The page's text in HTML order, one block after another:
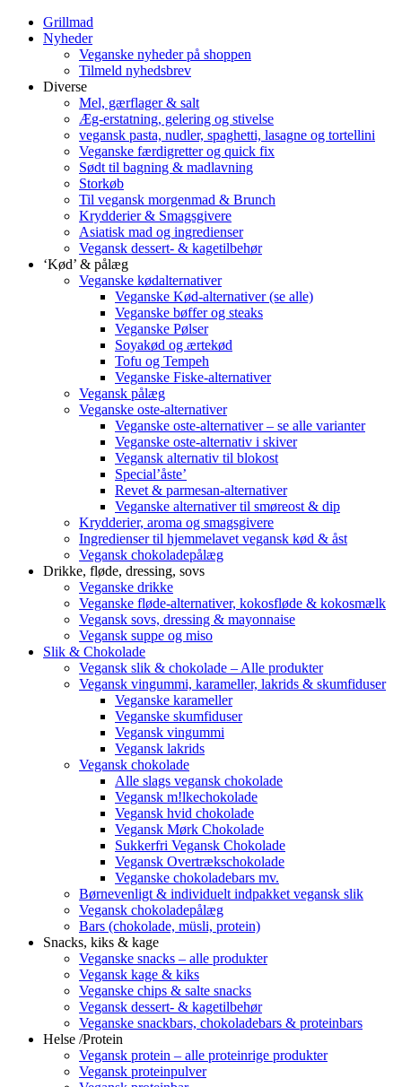
Grillmad
Nyheder
Veganske nyheder på shoppen
Tilmeld nyhedsbrev
Diverse
Mel, gærflager & salt
Æg-erstatning, gelering og stivelse
vegansk pasta, nudler, spaghetti, lasagne og tortellini
Veganske færdigretter og quick fix
Sødt til bagning & madlavning
Storkøb
Til vegansk morgenmad & Brunch
Krydderier & Smagsgivere
Asiatisk mad og ingredienser
Vegansk dessert- & kagetilbehør
‘Kød’ & pålæg
Veganske kødalternativer
Veganske Kød-alternativer (se alle)
Veganske bøffer og steaks
Veganske Pølser
Soyakød og ærtekød
Tofu og Tempeh
Veganske Fiske-alternativer
Vegansk pålæg
Veganske oste-alternativer
Veganske oste-alternativer – se alle varianter
Veganske oste-alternativ i skiver
Vegansk alternativ til blokost
Special’åste’
Revet & parmesan-alternativer
Veganske alternativer til smøreost & dip
Krydderier, aroma og smagsgivere
Ingredienser til hjemmelavet vegansk kød & åst
Vegansk chokoladepålæg
Drikke, fløde, dressing, sovs
Veganske drikke
Veganske fløde-alternativer, kokosfløde & kokosmælk
Vegansk sovs, dressing & mayonnaise
Vegansk suppe og miso
Slik & Chokolade
Vegansk slik & chokolade – Alle produkter
Vegansk vingummi, karameller, lakrids & skumfiduser
Veganske karameller
Veganske skumfiduser
Vegansk vingummi
Vegansk lakrids
Vegansk chokolade
Alle slags vegansk chokolade
Vegansk m!lkechokolade
Vegansk hvid chokolade
Vegansk Mørk Chokolade
Sukkerfri Vegansk Chokolade
Vegansk Overtrækschokolade
Veganske chokoladebars mv.
Børnevenligt & individuelt indpakket vegansk slik
Vegansk chokoladepålæg
Bars (chokolade, müsli, protein)
Snacks, kiks & kage
Veganske snacks – alle produkter
Vegansk kage & kiks
Veganske chips & salte snacks
Vegansk dessert- & kagetilbehør
Veganske snackbars, chokoladebars & proteinbars
Helse /Protein
Vegansk protein – alle proteinrige produkter
Vegansk proteinpulver